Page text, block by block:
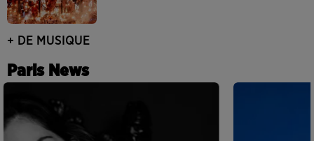
+ DE MUSIQUE
Paris News